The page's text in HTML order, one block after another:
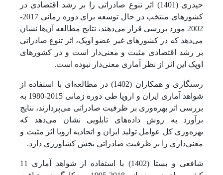
حیدری (1401) اثر تنوع صادراتی را بر رشد اقتصادی در
کشورهای منتخب در حال توسعه برای دوره زمانی 2017-
2002 مورد بررسی قرار می‌دهند، نتایج مطالعه آن‌ها نشان
می‌دهد که در کشورهای غیر عضو اوپک، اثر تنوع صادراتی
بر رشد اقتصادی مثبت و معنی‌دار است و در کشورهای
اوپک این اثر از نظر آماری معنی‌دار نبوده است.
رستگاری و همکاران (1402) در مطالعه‌ای با استفاده از
شواهد آماری ایران و اروپا طی دوره زمانی 2015-1980 به
بررسی اثر بهره‌وری بر ظرفیت صادراتی می‌پردازند، نتایج
برآورد به روش داده‌های تابلویی نشان می‌دهد که
بهره‌وری کل عوامل تولید ایران و اتحادیه اروپا اثر مثبت و
معنی‌داری را بر ظرفیت صادراتی بخش کشاورزی دارد.
شافعی و بستا (1402) با استفاده از شواهد آماری 11